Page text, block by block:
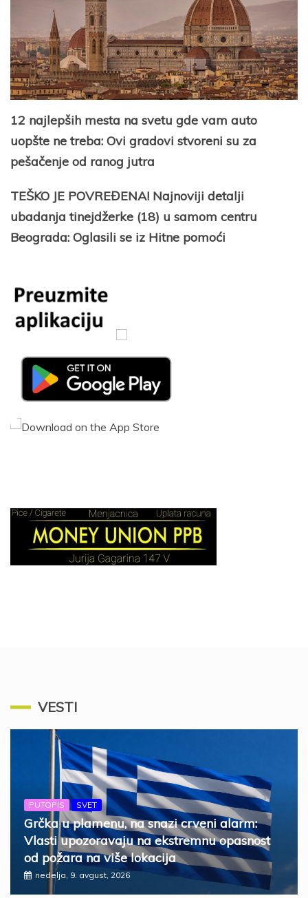
12 najlepših mesta na svetu gde vam auto
uopšte ne treba: Ovi gradovi stvoreni su za
pešačenje od ranog jutra
TEŠKO JE POVREĐENA! Najnoviji detalji
ubadanja tinejdžerke (18) u samom centru
Beograda: Oglasili se iz Hitne pomoći
VESTI
PUTOPIS SVET
Grčka u plamenu, na snazi crveni alarm:
Vlasti upozoravaju na ekstremnu opasnost
od požara na više lokacija
nedelja, 9. avgust, 2026